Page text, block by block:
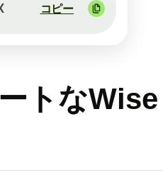
コピー
トなWise